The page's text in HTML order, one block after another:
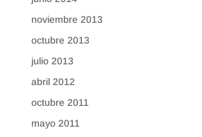
noviembre 2013
octubre 2013
julio 2013
abril 2012
octubre 2011
mayo 2011